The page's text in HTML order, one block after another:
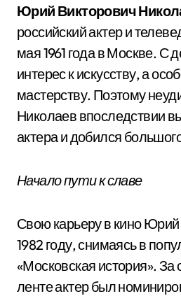
Юрий Викторович
российский актер и
мая 1961 года в Москве. С
интерес к искусству, а
мастерству. Поэтому
Николаев впоследствии
актера и добился
Начало пути к славе
Свою карьеру в кино
1982 году, снимаясь в
«Московская история». За
ленте актер был